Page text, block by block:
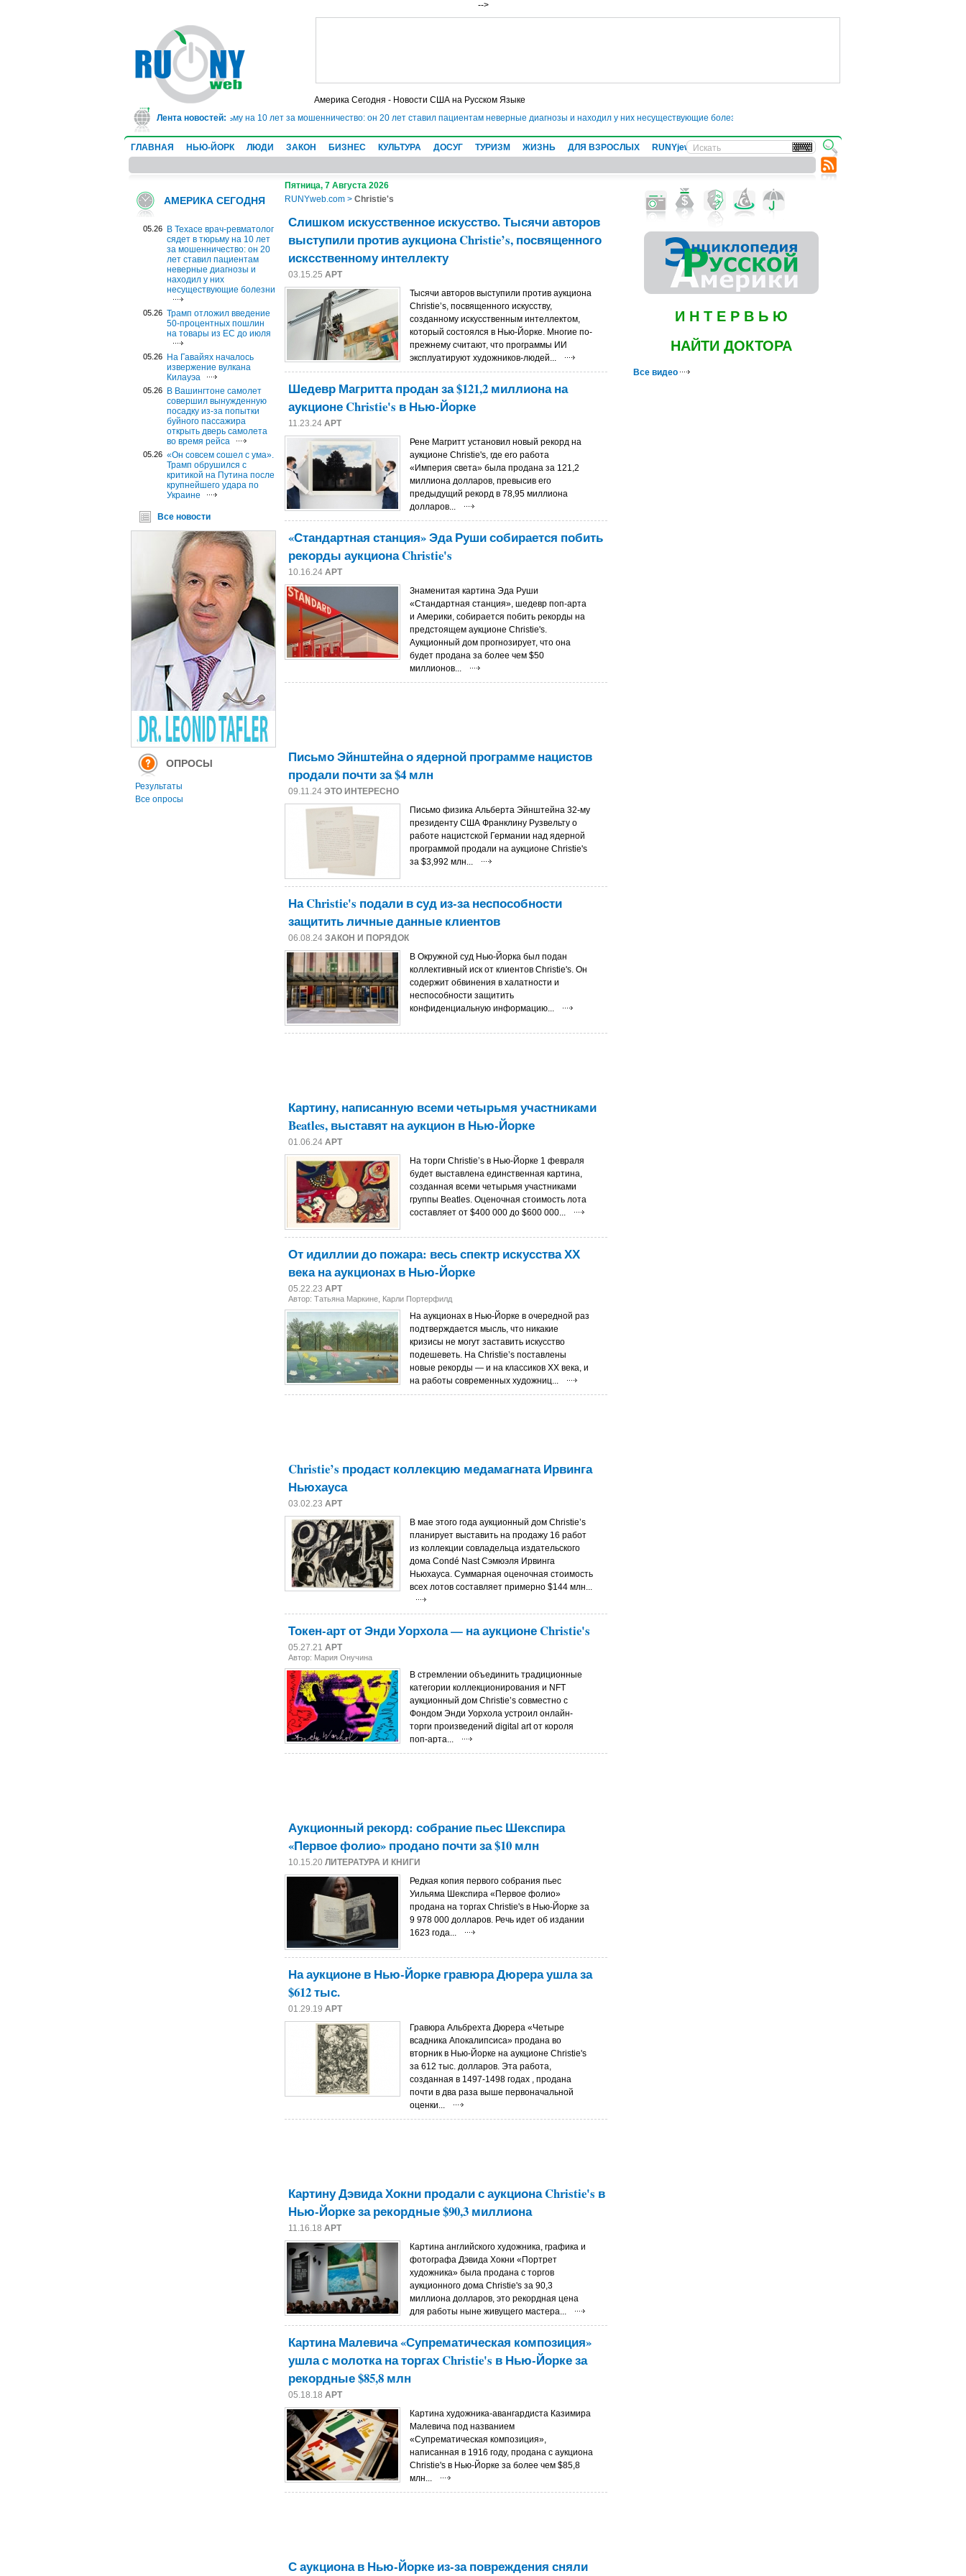
-->
Америка Сегодня - Новости США на Русском Языке
Лента новостей:
В Техасе врач-ревматолог сядет в тюрьму на 10 лет за мошенничество: он 20 лет ставил пациентам неверные диагнозы и находил у них несуществующие болезни● Трамп отложил введение 50-процентных пошлин на
ГЛАВНАЯ НЬЮ-ЙОРК ЛЮДИ ЗАКОН БИЗНЕС КУЛЬТУРА ДОСУГ ТУРИЗМ ЖИЗНЬ ДЛЯ ВЗРОСЛЫХ RUNYjews ВЕСТИ ИЗ УКРАИНЫ
АМЕРИКА СЕГОДНЯ
05.26
В Техасе врач-ревматолог
сядет в тюрьму на 10 лет
за мошенничество: он 20
лет ставил пациентам
неверные диагнозы и
находил у них
несуществующие болезни
05.26 Трамп отложил введение
50-процентных пошлин
на товары из ЕС до июля
05.26
На Гавайях началось
извержение вулкана
Килауэа
05.26
В Вашингтоне самолет
совершил вынужденную
посадку из-за попытки
буйного пассажира
открыть дверь самолета
во время рейса
05.26 «Он совсем сошел с ума».
Трамп обрушился с
критикой на Путина после
крупнейшего удара по
Украине
Все новости
ОПРОСЫ
Результаты
Все опросы
Пятница, 7 Августа 2026
RUNYweb.com > Christie's
Слишком искусственное искусство. Тысячи авторов
выступили против аукциона Christie’s, посвященного
исксственному интеллекту
03.15.25 АРТ
Тысячи авторов выступили против аукциона
Christie’s, посвященного искусству,
созданному искусственным интеллектом,
который состоялся в Нью-Йорке. Многие по-
прежнему считают, что программы ИИ
эксплуатируют художников-людей...
Шедевр Магритта продан за $121,2 миллиона на
аукционе Christie's в Нью-Йорке
11.23.24 АРТ
Рене Магритт установил новый рекорд на
аукционе Christie's, где его работа
«Империя света» была продана за 121,2
миллиона долларов, превысив его
предыдущий рекорд в 78,95 миллиона
долларов...
«Стандартная станция» Эда Руши собирается побить
рекорды аукциона Christie's
10.16.24 АРТ
Знаменитая картина Эда Руши
«Стандартная станция», шедевр поп-арта
и Америки, собирается побить рекорды на
предстоящем аукционе Christie's.
Аукционный дом прогнозирует, что она
будет продана за более чем $50
миллионов...
Письмо Эйнштейна о ядерной программе нацистов
продали почти за $4 млн
09.11.24 ЭТО ИНТЕРЕСНО
Письмо физика Альберта Эйнштейна 32-му
президенту США Франклину Рузвельту о
работе нацистской Германии над ядерной
программой продали на аукционе Christie's
за $3,992 млн...
На Christie's подали в суд из-за неспособности
защитить личные данные клиентов
06.08.24 ЗАКОН И ПОРЯДОК
В Окружной суд Нью-Йорка был подан
коллективный иск от клиентов Christie's. Он
содержит обвинения в халатности и
неспособности защитить
конфиденциальную информацию...
Картину, написанную всеми четырьмя участниками
Beatles, выставят на аукцион в Нью-Йорке
01.06.24 АРТ
На торги Christie’s в Нью-Йорке 1 февраля
будет выставлена единственная картина,
созданная всеми четырьмя участниками
группы Beatles. Оценочная стоимость лота
составляет от $400 000 до $600 000...
От идиллии до пожара: весь спектр искусства ХХ
века на аукционах в Нью-Йорке
05.22.23 АРТ
Автор: Татьяна Маркине, Карли Портерфилд
На аукционах в Нью-Йорке в очередной раз
подтверждается мысль, что никакие
кризисы не могут заставить искусство
подешеветь. На Christie’s поставлены
новые рекорды — и на классиков ХХ века, и
на работы современных художниц...
Christie’s продаст коллекцию медамагната Ирвинга
Ньюхауса
03.02.23 АРТ
В мае этого года аукционный дом Christie’s
планирует выставить на продажу 16 работ
из коллекции совладельца издательского
дома Condé Nast Сэмюэля Ирвинга
Ньюхауса. Суммарная оценочная стоимость
всех лотов составляет примерно $144 млн...
Токен-арт от Энди Уорхола — на аукционе Christie's
05.27.21 АРТ
Автор: Мария Онучина
В стремлении объединить традиционные
категории коллекционирования и NFT
аукционный дом Christie’s совместно с
Фондом Энди Уорхола устроил онлайн-
торги произведений digital art от короля
поп-арта...
Аукционный рекорд: собрание пьес Шекспира
«Первое фолио» продано почти за $10 млн
10.15.20 ЛИТЕРАТУРА И КНИГИ
Редкая копия первого собрания пьес
Уильяма Шекспира «Первое фолио»
продана на торгах Christie's в Нью-Йорке за
9 978 000 долларов. Речь идет об издании
1623 года...
На аукционе в Нью-Йорке гравюра Дюрера ушла за
$612 тыс.
01.29.19 АРТ
Гравюра Альбрехта Дюрера «Четыре
всадника Апокалипсиса» продана во
вторник в Нью-Йорке на аукционе Christie's
за 612 тыс. долларов. Эта работа,
созданная в 1497-1498 годах , продана
почти в два раза выше первоначальной
оценки...
Картину Дэвида Хокни продали с аукциона Christie's в
Нью-Йорке за рекордные $90,3 миллиона
11.16.18 АРТ
Картина английского художника, графика и
фотографа Дэвида Хокни «Портрет
художника» была продана с торгов
аукционного дома Christie's за 90,3
миллиона долларов, это рекордная цена
для работы ныне живущего мастера...
Картина Малевича «Супрематическая композиция»
ушла с молотка на торгах Christie's в Нью-Йорке за
рекордные $85,8 млн
05.18.18 АРТ
Картина художника-авангардиста Казимира
Малевича под названием
«Супрематическая композиция»,
написанная в 1916 году, продана с аукциона
Christie's в Нью-Йорке за более чем $85,8
млн...
С аукциона в Нью-Йорке из-за повреждения сняли
И Н Т Е Р В Ь Ю
НАЙТИ ДОКТОРА
Все видео